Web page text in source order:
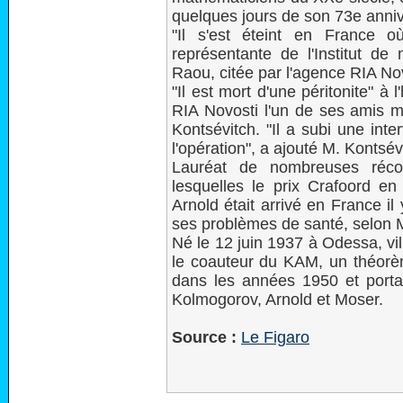
quelques jours de son 73e
"Il s'est éteint en France
représentante de l'Institut de
Raou, citée par l'agence RIA
"Il est mort d'une péritonite" à
RIA Novosti l'un de ses amis
Kontsévitch. "Il a subi une
l'opération", a ajouté M.
Lauréat de nombreuses
lesquelles le prix Crafoord
Arnold était arrivé en France
ses problèmes de santé, selon
Né le 12 juin 1937 à Odessa,
le coauteur du KAM, un
dans les années 1950 et
Kolmogorov, Arnold et Moser.
Source : Le Figaro